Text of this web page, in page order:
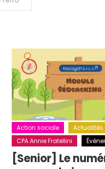
Action sociale
Actualités
CPA Annie Fratellini
[Senior] Le